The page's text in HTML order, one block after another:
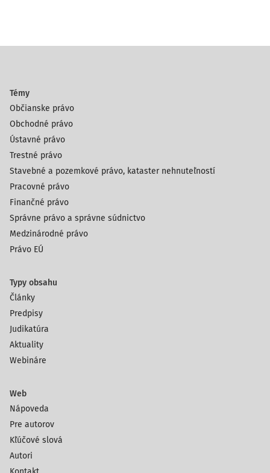
Témy
Občianske právo
Obchodné právo
Ústavné právo
Trestné právo
Stavebné a pozemkové právo, kataster nehnuteľností
Pracovné právo
Finančné právo
Správne právo a správne súdnictvo
Medzinárodné právo
Právo EÚ
Typy obsahu
Články
Predpisy
Judikatúra
Aktuality
Webináre
Web
Nápoveda
Pre autorov
Kľúčové slová
Autori